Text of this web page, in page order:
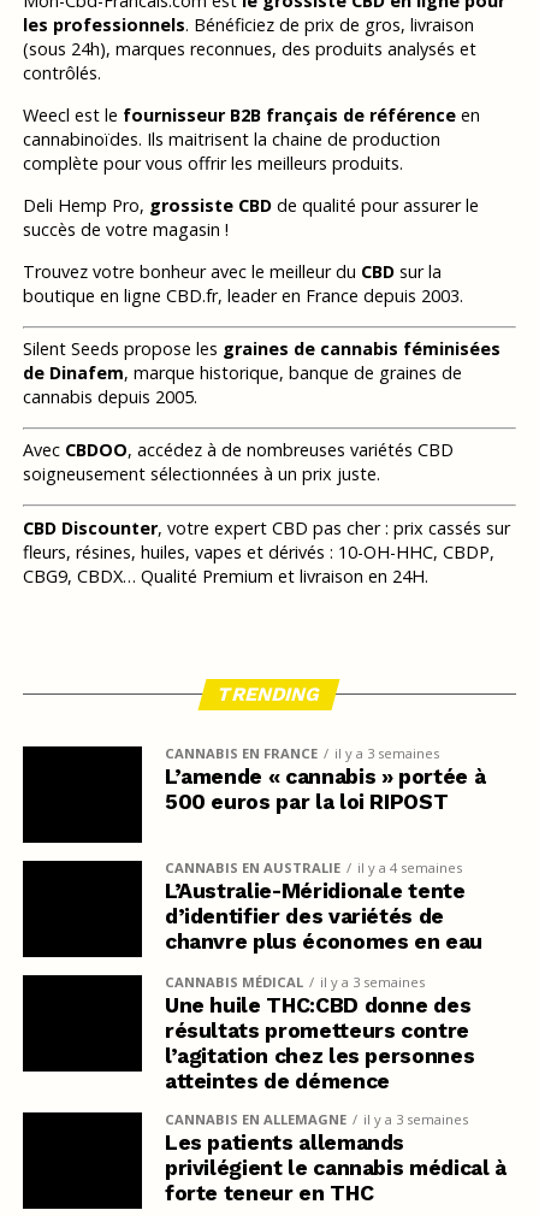
les professionnels. Bénéficiez de prix de gros, livraison
(sous 24h), marques reconnues, des produits analysés et
contrôlés.
Weecl est le fournisseur B2B français de référenceen
cannabinoïdes. Ils maitrisent la chaine de production
complète pour vous offrir les meilleurs produits.
Deli Hemp Pro, grossiste CBDde qualité pour assurer le
succès de votre magasin !
Trouvez votre bonheur avec le meilleur du CBDsur la
boutique en ligne CBD.fr, leader en France depuis 2003.
Silent Seeds propose les graines de cannabis féminisées
de Dinafem, marque historique, banque de graines de
cannabis depuis 2005.
Avec CBDOO, accédez à de nombreuses variétés CBD
soigneusement sélectionnées à un prix juste.
CBD Discounter, votre expert CBD pas cher : prix cassés sur
fleurs, résines, huiles, vapes et dérivés : 10-OH-HHC, CBDP,
CBG9, CBDX… Qualité Premium et livraison en 24H.
TRENDING
CANNABIS EN FRANCE il y a 3 semaines
L’amende « cannabis » portée à
500 euros par la loi RIPOST
CANNABIS EN AUSTRALIE il y a 4 semaines
L’Australie-Méridionale tente
d’identifier des variétés de
chanvre plus économes en eau
CANNABIS MÉDICAL il y a 3 semaines
Une huile THC:CBD donne des
résultats prometteurs contre
l’agitation chez les personnes
atteintes de démence
CANNABIS EN ALLEMAGNE il y a 3 semaines
Les patients allemands
privilégient le cannabis médical à
forte teneur en THC